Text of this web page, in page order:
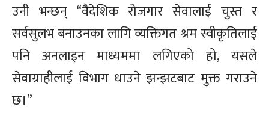
उनी भन्छन् “वैदेशिक रोजगार सेवालाई चुस्त र
सर्वसुलभ बनाउनका लागि व्यक्तिगत श्रम स्वीकृतिलाई
पनि अनलाइन माध्यममा लगिएको हो, यसले
सेवाग्राहीलाई विभाग धाउने झन्झटबाट मुक्त गराउने
छ।”